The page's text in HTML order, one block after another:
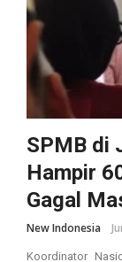
SPMB di
Hampir
Gagal
New Indonesia
Koordinator